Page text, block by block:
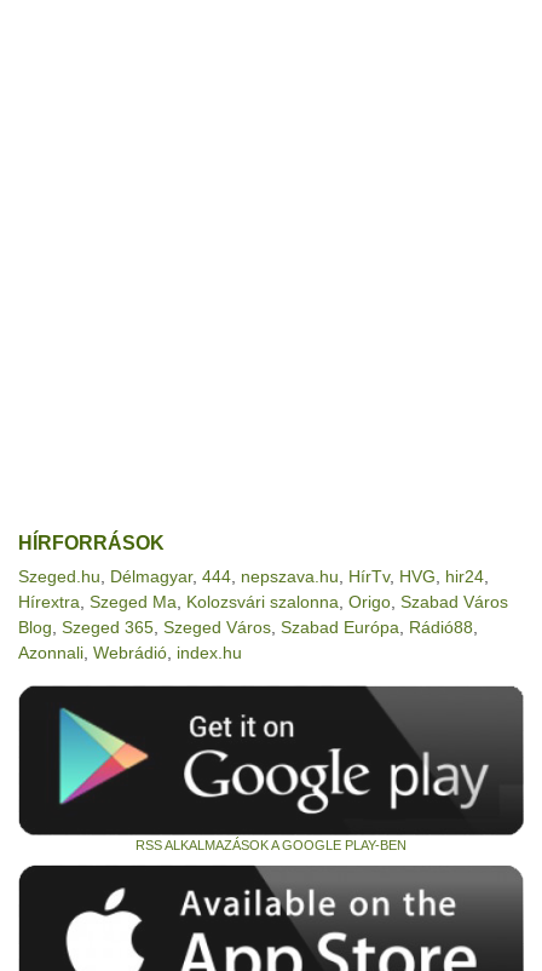
HÍRFORRÁSOK
Szeged.hu Délmagyar, 444 nepszava.hu HírTv, HVG hir24
Hírextra Szeged Ma Kolozsvári szalonna Origo Szabad Város
Blog Szeged 365 Szeged Város Szabad Európa Rádió88
Azonnali Webrádió index.hu
RSS ALKALMAZÁSOK A GOOGLE PLAY-BEN